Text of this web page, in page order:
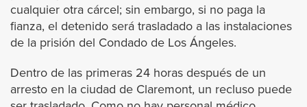
Glendale
Hidden Hills
Hollywood
cualquier otra cárcel; sin embargo, si no paga la
fianza, el detenido será trasladado a las instalaciones
de la prisión del Condado de Los Ángeles.
Dentro de las primeras 24 horas después de un
arresto en la ciudad de Claremont, un recluso puede